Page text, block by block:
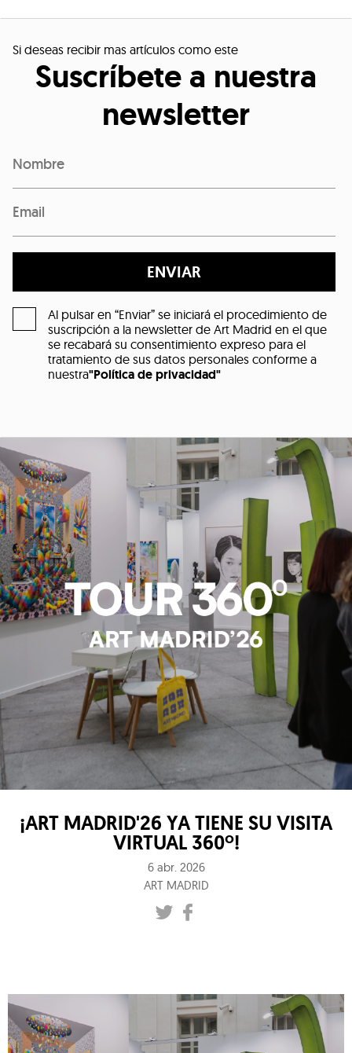
Si deseas recibir mas artículos como este
Suscríbete a nuestra
newsletter
ENVIAR
Al pulsar en “Enviar” se iniciará el procedimiento de
suscripción a la newsletter de Art Madrid en el que
se recabará su consentimiento expreso para el
tratamiento de sus datos personales conforme a
nuestra"Política de privacidad"
¡ART MADRID'26 YA TIENE SU VISITA
VIRTUAL 360º!
6 abr. 2026
ART MADRID